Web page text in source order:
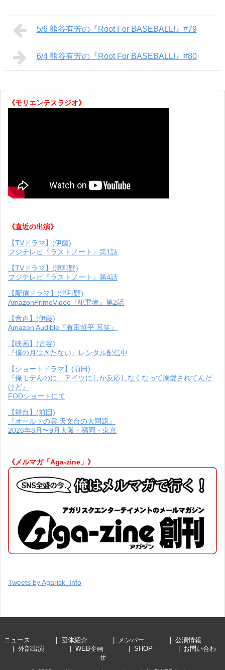
5/6 熊谷有芳の『Root For BASEBALL!』#79
6/4 熊谷有芳の『Root For BASEBALL!』#80
《モリエンテスラジオ》
《直近の出演》
【TVドラマ】(伊藤)
フジテレビ『ラストノート』第1話
【TVドラマ】(津和野)
フジテレビ『ラストノート』第4話
【配信ドラマ】(津和野)
AmazonPrimeVideo『犯罪者』第2話
【音声】(伊藤)
Amazon Audible『有田哲平 耳笑』
【映画】(古谷)
『僕の月はきたない』レンタル配信中
【ショートドラマ】(前田)
『俺モテんのに、アイツにしか反応しなくなって溺愛されてんだ
けど』
FODショートにて
【舞台】(前田)
『オールトの雲 天文台の大問題』
2026年8月〜9月大阪・福岡・東京
《メルマガ「Aga-zine」》
Tweets by Agarisk_Info
ニュース 団体紹介 メンバー
公演情報
外部出演
WEB企画 SHOP
お問い合わ
せ